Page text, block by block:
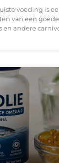
voeding is
van een
en andere